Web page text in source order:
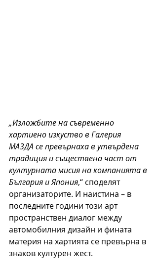
„Изложбите на съвременно
хартиено изкуство в Галерия
МАЗДА се превърнаха в утвърдена
традиция и съществена част от
културната мисия на компанията в
България и Япония,“ споделят
организаторите. И наистина – в
последните години този арт
пространствен диалог между
автомобилния дизайн и фината
материя на хартията се превърна в
знаков културен жест.